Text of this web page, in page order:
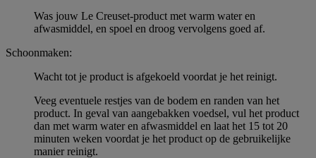
Was jouw Le Creuset-product met warm water en
afwasmiddel, en spoel en droog vervolgens goed af.
Schoonmaken:
Wacht tot je product is afgekoeld voordat je het reinigt.
Veeg eventuele restjes van de bodem en randen van het
product. In geval van aangebakken voedsel, vul het product
dan met warm water en afwasmiddel en laat het 15 tot 20
minuten weken voordat je het product op de gebruikelijke
manier reinigt.